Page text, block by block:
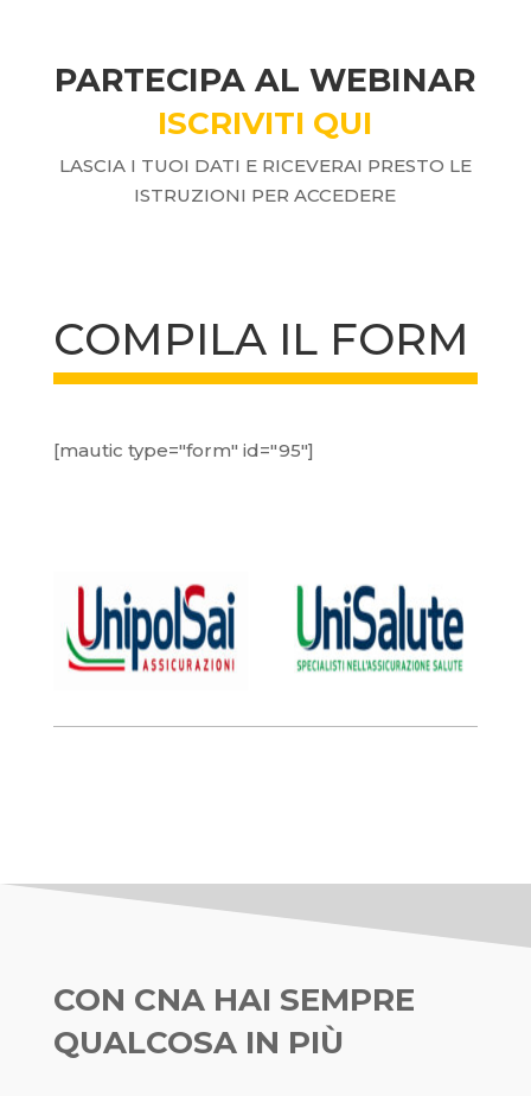
PARTECIPA AL WEBINAR
ISCRIVITI QUI
LASCIA I TUOI DATI E RICEVERAI PRESTO LE
ISTRUZIONI PER ACCEDERE
COMPILA IL FORM
[mautic type="form" id="95"]
CON CNA HAI SEMPRE
QUALCOSA IN PIÙ